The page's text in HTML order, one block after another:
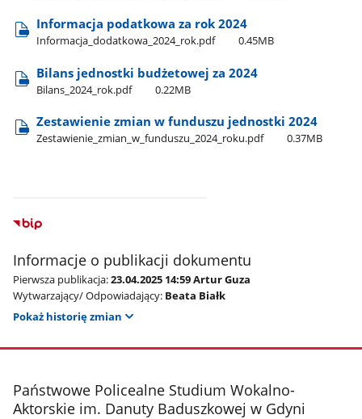
Informacja podatkowa za rok 2024
Informacja​_dodatkowa​_2024​_rok.pdf 0.45MB
Bilans jednostki budżetowej za 2024
Bilans​_2024​_rok.pdf 0.22MB
Zestawienie zmian w funduszu jednostki 2024
Zestawienie​_zmian​_w​_funduszu​_2024​_roku.pdf 0.37MB
Informacje o publikacji dokumentu
Pierwsza publikacja:23.04.2025 14:59 Artur Guza
Wytwarzający/ Odpowiadający: Beata Białk
Pokaż historię zmian
stopka
Państwowe Policealne Studium Wokalno-
Aktorskie im. Danuty Baduszkowej w Gdyni